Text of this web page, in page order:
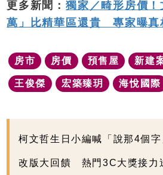
更多新聞：獨家／畸形房價
萬」比精華區還貴 專家曝真
房市 房價 預售屋 新建
王俊傑 宏築臻玥 海悅國際
柯文哲生日小編喊「說那4個
改版大回饋 熱門3C大獎接力